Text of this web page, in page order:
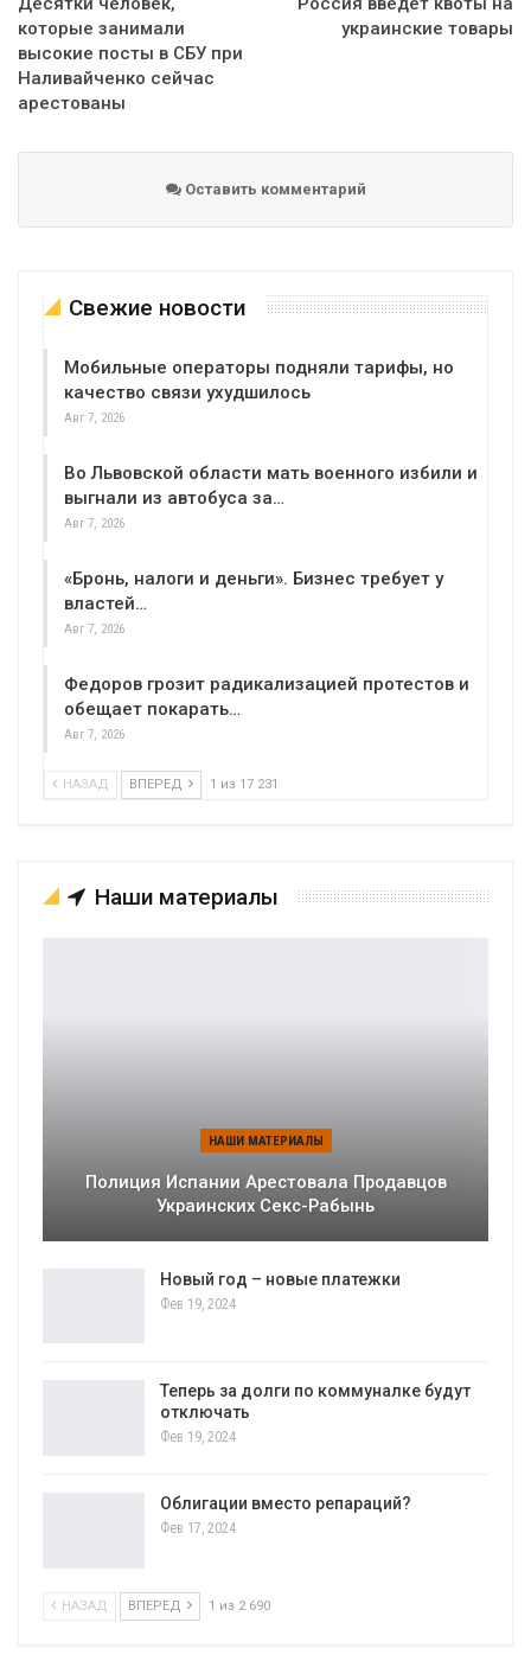
которые занимали
высокие посты в СБУ при
Наливайченко сейчас
арестованы
украинские товары
Оставить комментарий
Свежие новости
Мобильные операторы подняли тарифы, но
качество связи ухудшилось
Авг 7, 2026
Во Львовской области мать военного избили и
выгнали из автобуса за…
Авг 7, 2026
«Бронь, налоги и деньги». Бизнес требует у
властей…
Авг 7, 2026
Федоров грозит радикализацией протестов и
обещает покарать…
Авг 7, 2026
НАЗАД ВПЕРЕД 1 из 17 231
Наши материалы
НАШИ МАТЕРИАЛЫ
Полиция Испании Арестовала Продавцов
Украинских Секс-Рабынь
Новый год – новые платежки
Фев 19, 2024
Теперь за долги по коммуналке будут
отключать
Фев 19, 2024
Облигации вместо репараций?
Фев 17, 2024
НАЗАД ВПЕРЕД 1 из 2 690